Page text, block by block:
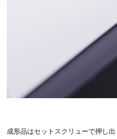
成形品はセットスクリューで押し